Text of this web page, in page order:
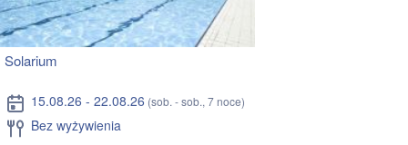
Solarium
15.08.26 - 22.08.26 (sob. - sob., 7 noce)
Bez wyżywienia